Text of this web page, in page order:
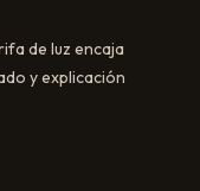
de luz encaja
y explicación